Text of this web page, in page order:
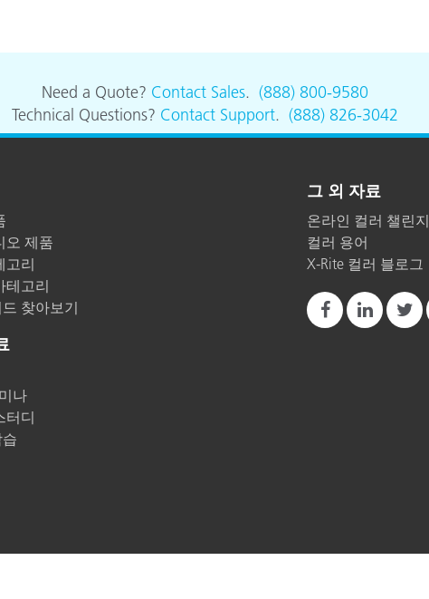
Need a Quote? Contact Sales. (888) 800-9580
Technical Questions? Contact Support. (888) 826-3042
오 제품
고리
테고리
찾아보기
나
터디
그 외 자료
온라인 컬러 챌린지
컬러 용어
X-Rite 컬러 블로그